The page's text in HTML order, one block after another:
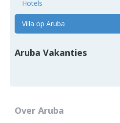
Hotels
Villa op Aruba
Aruba Vakanties
Over Aruba